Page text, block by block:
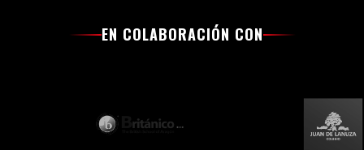
EN COLABORACIÓN CON